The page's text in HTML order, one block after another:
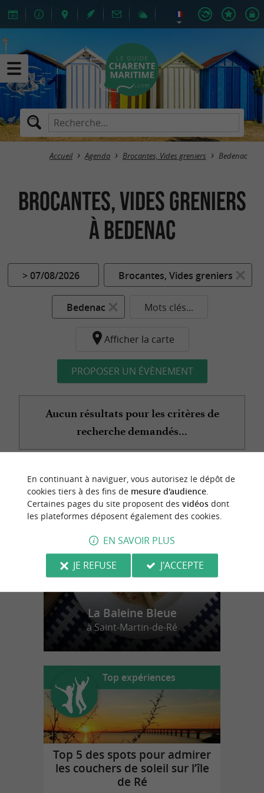
Accueil Agenda Brocantes, Vides greniers Bedenac
Brocantes, Vides greniers
à Bedenac
> 07/08/2026 Brocantes, Vides greniers
Bedenac Mots clés...
Afficher la carte
PROPOSER UN ÉVÈNEMENT
Aucun résultats pour les critères de
recherche demandés...
n
o
t
r
e
c
o
u
p
d
e
c
o
e
u
r
La Baleine Bleue
à Saint-Martin-de-Ré
Top expériences
Top 5 des spots pour admirer
les couchers de soleil sur l’île
de Ré
En continuant à naviguer, vous autorisez le dépôt de
cookies tiers à des fins de mesure d'audience.
Certaines pages du site proposent des vidéosdont
les plateformes déposent également des cookies.
EN SAVOIR PLUS
JE REFUSE
J'ACCEPTE